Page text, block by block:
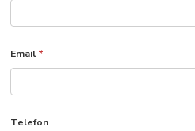
Email *
Telefon